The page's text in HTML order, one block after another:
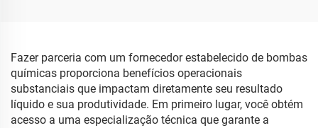
Fazer parceria com um fornecedor estabelecido de bombas
químicas proporciona benefícios operacionais
substanciais que impactam diretamente seu resultado
líquido e sua produtividade. Em primeiro lugar, você obtém
acesso a uma especialização técnica que garante a